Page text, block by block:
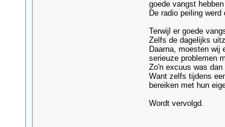
goede vangst
De radio peiling
Terwijl er goede
Zelfs de dagelijks
Daarna, moesten wij
serieuze problemen
Zo'n excuus was
Want zelfs tijdens
bereiken met hun
Wordt vervolgd.